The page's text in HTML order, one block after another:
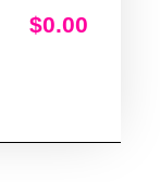
$0.00